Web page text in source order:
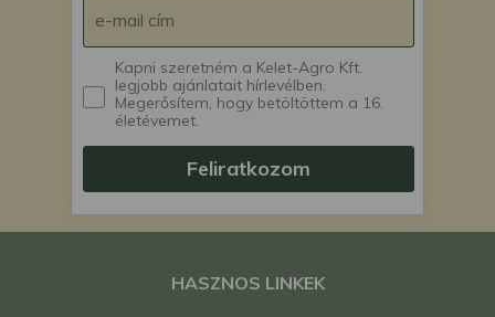
Kapni szeretném a Kelet-Agro Kft.
legjobb ajánlatait hírlevélben.
Megerősítem, hogy betöltöttem a 16.
életévemet.
Feliratkozom
HASZNOS LINKEK